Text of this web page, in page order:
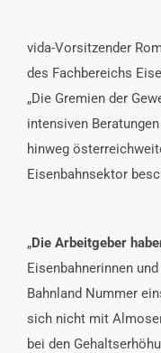
vida-Vorsitzender
des Fachbereichs
„Die Gremien der
intensiven
hinweg
Eisenbahnsektor
„Die Arbeitgeber
Eisenbahnerinnen
Bahnland Nummer
sich nicht mit
bei den